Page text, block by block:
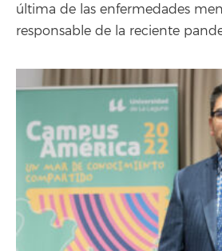
última de las enfermedades
responsable de la reciente